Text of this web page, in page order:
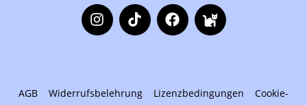
AGB Widerrufsbelehrung Lizenzbedingungen Cookie-